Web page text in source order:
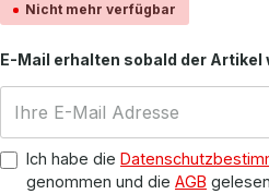
Nicht mehr verfügbar
E-Mail erhalten sobald der Artikel
Ich habe die
genommen und die AGB